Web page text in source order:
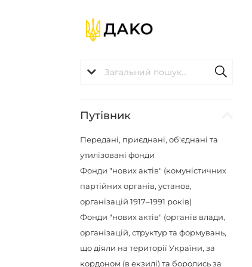
Путівник
Передані, приєднані, об'єднані та
утилізовані фонди
Фонди "нових актів" (комуністичних
партійних органів, установ,
організацій 1917–1991 років)
Фонди "нових актів" (органів влади,
організацій, структур та формувань,
що діяли на території України, за
кордоном (в екзилі) та боролись за